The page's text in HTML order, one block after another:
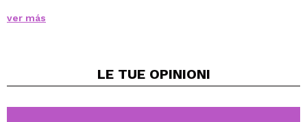
danneggiate, spaccate, graffiate e le protegge dalle
XERIAL 40 Ongles è un gel che leviga e riduce
scanalate.
ver más
LE TUE OPINIONI